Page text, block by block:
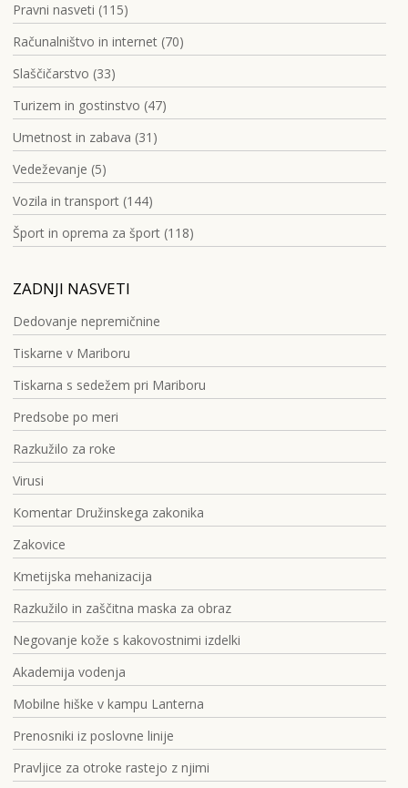
Pravni nasveti (115)
Računalništvo in internet (70)
Slaščičarstvo (33)
Turizem in gostinstvo (47)
Umetnost in zabava (31)
Vedeževanje (5)
Vozila in transport (144)
Šport in oprema za šport (118)
ZADNJI NASVETI
Dedovanje nepremičnine
Tiskarne v Mariboru
Tiskarna s sedežem pri Mariboru
Predsobe po meri
Razkužilo za roke
Virusi
Komentar Družinskega zakonika
Zakovice
Kmetijska mehanizacija
Razkužilo in zaščitna maska za obraz
Negovanje kože s kakovostnimi izdelki
Akademija vodenja
Mobilne hiške v kampu Lanterna
Prenosniki iz poslovne linije
Pravljice za otroke rastejo z njimi